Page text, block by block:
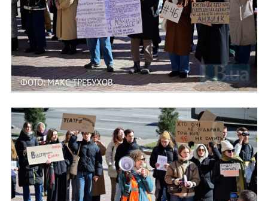
ФОТО: МАКС ТРЕБУХОВ